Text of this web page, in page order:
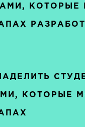
КОТОРЫЕ
КОТОРЫЕ